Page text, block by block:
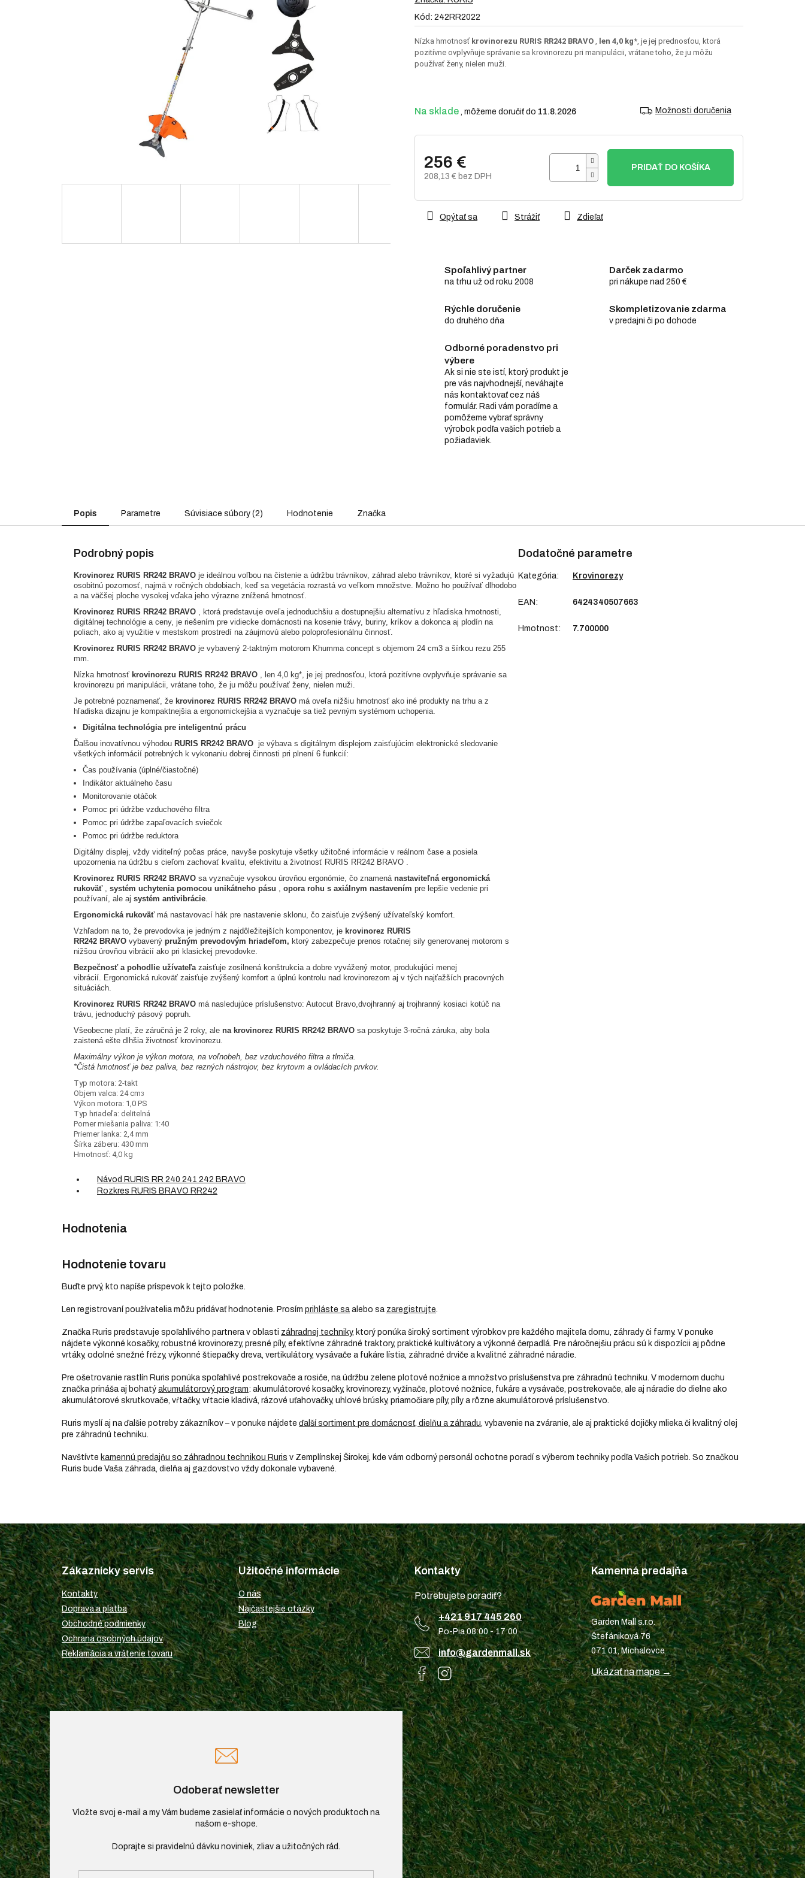
Kód: 242RR2022
Na sklade 11.8.2026 Možnosti doručenia
256 €
208,13 € bez DPH
PRIDAŤ DO KOŠÍKA
Nízka hmotnosť krovinorezu RURIS RR242 BRAVO , len 4,0 kg*, je jej prednosťou, ktorá
pozitívne ovplyvňuje správanie sa krovinorezu pri manipulácii, vrátane toho, že ju môžu
používať ženy, nielen muži.
Opýtať sa Strážiť Zdieľať
Spoľahlivý partner
na trhu už od roku 2008
Darček zadarmo
pri nákupe nad 250 €
Rýchle doručenie
do druhého dňa
Skompletizovanie zdarma
v predajni či po dohode
Odborné poradenstvo pri
výbere
Ak si nie ste istí, ktorý produkt je
pre vás najvhodnejší, neváhajte
nás kontaktovať cez náš
formulár. Radi vám poradíme a
pomôžeme vybrať správny
výrobok podľa vašich potrieb a
požiadaviek.
0,0
5
hviezdičiek.
Popis Parametre Súvisiace súbory (2) Hodnotenie Značka
Podrobný popis
Krovinorez RURIS RR242 BRAVO je ideálnou voľbou na čistenie a údržbu trávnikov, záhrad alebo trávnikov, ktoré si vyžadujú
osobitnú pozornosť, najmä v ročných obdobiach, keď sa vegetácia rozrastá vo veľkom množstve. Možno ho používať dlhodobo
a na väčšej ploche vysokej vďaka jeho výrazne znížená hmotnosť.
Krovinorez RURIS RR242 BRAVO , ktorá predstavuje oveľa jednoduchšiu a dostupnejšiu alternatívu z hľadiska hmotnosti,
digitálnej technológie a ceny, je riešením pre vidiecke domácnosti na kosenie trávy, buriny, kríkov a dokonca aj plodín na
poliach, ako aj využitie v mestskom prostredí na záujmovú alebo poloprofesionálnu činnosť.
Krovinorez RURIS RR242 BRAVO je vybavený 2-taktným motorom Khumma concept s objemom 24 cm3 a šírkou rezu 255
mm.
Nízka hmotnosť krovinorezu RURIS RR242 BRAVO , len 4,0 kg*, je jej prednosťou, ktorá pozitívne ovplyvňuje správanie sa
krovinorezu pri manipulácii, vrátane toho, že ju môžu používať ženy, nielen muži.
Je potrebné poznamenať, že krovinorez RURIS RR242 BRAVO má oveľa nižšiu hmotnosť ako iné produkty na trhu a z
hľadiska dizajnu je kompaktnejšia a ergonomickejšia a vyznačuje sa tiež pevným systémom uchopenia.
Digitálna technológia pre inteligentnú prácu
Ďalšou inovatívnou výhodou RURIS RR242 BRAVO je výbava s digitálnym displejom zaisťujúcim elektronické sledovanie
všetkých informácií potrebných k vykonaniu dobrej činnosti pri plnení 6 funkcií:
Čas používania (úplné/čiastočné)
Indikátor aktuálneho času
Monitorovanie otáčok
Pomoc pri údržbe vzduchového filtra
Pomoc pri údržbe zapaľovacích sviečok
Pomoc pri údržbe reduktora
Digitálny displej, vždy viditeľný počas práce, navyše poskytuje všetky užitočné informácie v reálnom čase a posiela
upozornenia na údržbu s cieľom zachovať kvalitu, efektivitu a životnosť RURIS RR242 BRAVO .
Krovinorez RURIS RR242 BRAVO sa vyznačuje vysokou úrovňou ergonómie, čo znamená nastaviteľná ergonomická
rukoväť, systém uchytenia pomocou unikátneho pásu , opora rohu s axiálnym nastavením pre lepšie vedenie pri
používaní, ale aj systém antivibrácie.
Ergonomická rukoväťmá nastavovací hák pre nastavenie sklonu, čo zaisťuje zvýšený užívateľský komfort.
Vzhľadom na to, že prevodovka je jedným z najdôležitejších komponentov, je krovinorez RURIS
RR242 BRAVO vybavený pružným prevodovým hriadeľom, ktorý zabezpečuje prenos rotačnej sily generovanej motorom s
nižšou úrovňou vibrácií ako pri klasickej prevodovke.
Bezpečnosť a pohodlie užívateľazaisťuje zosilnená konštrukcia a dobre vyvážený motor, produkujúci menej
vibrácií. Ergonomická rukoväť zaisťuje zvýšený komfort a úplnú kontrolu nad krovinorezom aj v tých najťažších pracovných
situáciách.
Krovinorez RURIS RR242 BRAVO má nasledujúce príslušenstvo: Autocut Bravo,dvojhranný aj trojhranný kosiaci kotúč na
trávu, jednoduchý pásový popruh.
Všeobecne platí, že záručná je 2 roky, ale na krovinorez RURIS RR242 BRAVO sa poskytuje 3-ročná záruka, aby bola
zaistená ešte dlhšia životnosť krovinorezu.
Maximálny výkon je výkon motora, na voľnobeh, bez vzduchového filtra a tlmiča.
*Čistá hmotnosť je bez paliva, bez rezných nástrojov, bez krytovm a ovládacích prvkov.
Typ motora: 2-takt
Objem valca: 24 cm3
Výkon motora: 1,0 PS
Typ hriadeľa: delitelná
Pomer miešania paliva: 1:40
Priemer lanka: 2,4 mm
Šírka záberu: 430 mm
Hmotnosť: 4,0 kg
Dodatočné parametre
Kategória: Krovinorezy
EAN : 6424340507663
Hmotnost: 7.700000
Návod RURIS RR 240 241 242 BRAVO
Rozkres RURIS BRAVO RR242
Hodnotenie tovaru
Buďte prvý, kto napíše príspevok k tejto položke.
Len registrovaní používatelia môžu pridávať hodnotenie. Prosím prihláste sa alebo sa zaregistrujte
Značka Ruris predstavuje spoľahlivého partnera v oblasti záhradnej techniky, ktorý ponúka široký sortiment výrobkov pre každého majiteľa domu, záhrady či farmy. V ponuke
nájdete výkonné kosačky, robustné krovinorezy, presné píly, efektívne záhradné traktory, praktické kultivátory a výkonné čerpadlá. Pre náročnejšiu prácu sú k dispozícii aj pôdne
vrtáky, odolné snežné frézy, výkonné štiepačky dreva, vertikulátory, vysávače a fukáre lístia, záhradné drviče a kvalitné záhradné náradie.
Pre ošetrovanie rastlín Ruris ponúka spoľahlivé postrekovače a rosiče, na údržbu zelene plotové nožnice a množstvo príslušenstva pre záhradnú techniku. V modernom duchu
značka prináša aj bohatý akumulátorový program: akumulátorové kosačky, krovinorezy, vyžínače, plotové nožnice, fukáre a vysávače, postrekovače, ale aj náradie do dielne ako
akumulátorové skrutkovače, vŕtačky, vŕtacie kladivá, rázové uťahovačky, uhlové brúsky, priamočiare píly, píly a rôzne akumulátorové príslušenstvo.
Ruris myslí aj na ďalšie potreby zákazníkov – v ponuke nájdete ďalší sortiment pre domácnosť, dielňu a záhradu , vybavenie na zváranie, ale aj praktické dojičky mlieka či kvalitný olej
pre záhradnú techniku.
Navštívte kamennú predajňu so záhradnou technikou Ruris v Zemplínskej Širokej, kde vám odborný personál ochotne poradí s výberom techniky podľa Vašich potrieb. So značkou
Ruris bude Vaša záhrada, dielňa aj gazdovstvo vždy dokonale vybavené.
Z
á
p
ä
t
i
e
Zákaznícky servis
Kontakty
Doprava a platba
Obchodné podmienky
Ochrana osobných údajov
Reklamácia a vrátenie tovaru
Užitočné informácie
O nás
Najčastejšie otázky
Blog
Kontakty
Potrebujete poradiť?
+421 917 445 260
Po-Pia 08:00 - 17:00
info@gardenmall.sk
Kamenná predajňa
Garden Mall s.r.o.
Štefániková 76
071 01, Michalovce
Ukázať na mape →
Odoberať newsletter
Vložte svoj e-mail a my Vám budeme zasielať informácie o nových produktoch na
našom e-shope.